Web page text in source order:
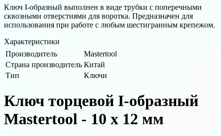
Ключ I-образный выполнен в виде трубки с поперечными
сквозными отверстиями для воротка. Предназначен для
использования при работе с любым шестигранным крепежом.
Характеристики
Производитель
Mastertool
Страна производитель Китай
Тип
Ключи
Ключ торцевой I-образный
Mastertool - 10 х 12 мм